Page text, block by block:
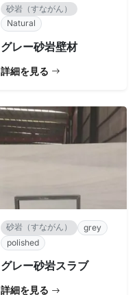
砂岩（すながん）
Natural
グレー砂岩壁材
詳細を見る
砂岩（すながん）
grey
polished
グレー砂岩スラブ
詳細を見る